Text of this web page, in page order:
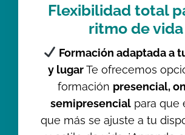
Flexibilidad total
ritmo de vida
Formación adaptada a
y lugarTe ofrecemos
formación presencial,
semipresencial para que
que más se ajuste a tu